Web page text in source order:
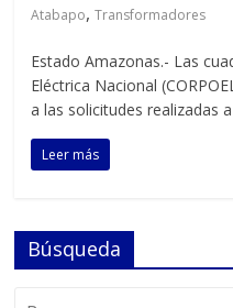
Atabapo,Transformadores
Estado Amazonas.- Las
Eléctrica Nacional
a las solicitudes realizadas
Leer más
Búsqueda